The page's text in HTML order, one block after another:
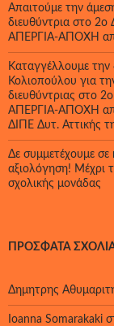
Απαιτούμε την
διευθύντρια στο
ΑΠΕΡΓΙΑ-ΑΠΟΧΗ
Καταγγέλλουμε την
Κολιοπούλου για
διευθύντριας στο
ΑΠΕΡΓΙΑ-ΑΠΟΧΗ
ΔΙΠΕ Δυτ. Αττικής
Δε συμμετέχουμε σε
αξιολόγηση! Μέχρι
σχολικής μονάδας
ΠΡΌΣΦΑΤΑ
Δημητρης
Ioanna Somarakaki